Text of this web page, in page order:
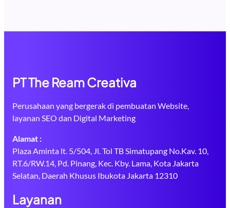
PT The Ream Creativa
Perusahaan yang bergerak di pembuatan Website,
layanan SEO dan Digital Marketing
Alamat :
Plaza Aminta lt. 5/504, Jl. Tol TB Simatupang No.Kav. 10,
RT.6/RW.14, Pd. Pinang, Kec. Kby. Lama, Kota Jakarta
Selatan, Daerah Khusus Ibukota Jakarta 12310
Layanan